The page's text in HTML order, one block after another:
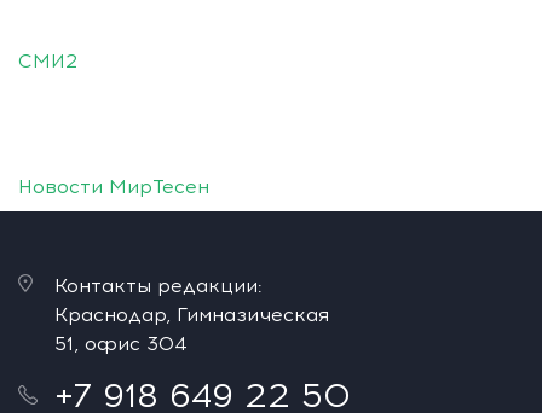
СМИ2
Новости МирТесен
Контакты редакции:
Краснодар, Гимназическая
51, офис 304
+7 918 649 22 50